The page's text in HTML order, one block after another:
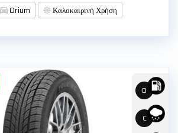
Orium Καλοκαιρινή Χρήση
D
C